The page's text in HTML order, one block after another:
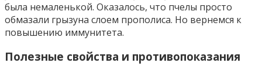
была немаленькой. Оказалось, что пчелы просто
обмазали грызуна слоем прополиса. Но вернемся к
повышению иммунитета.
Полезные свойства и противопоказания